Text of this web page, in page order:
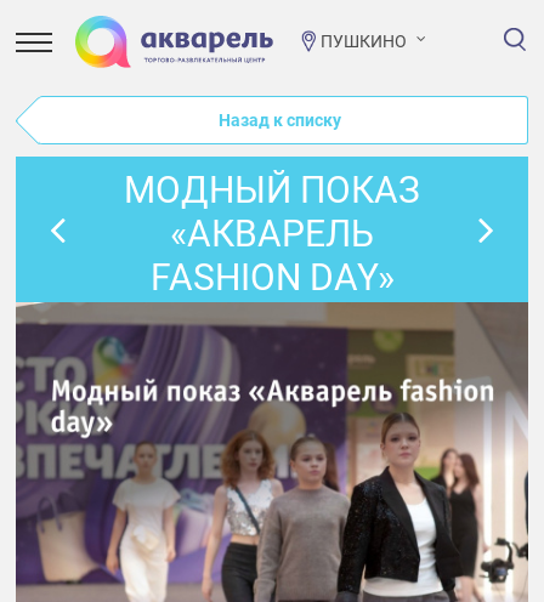
ПУШКИНО
Назад к списку
МОДНЫЙ ПОКАЗ
«АКВАРЕЛЬ
FASHION DAY»